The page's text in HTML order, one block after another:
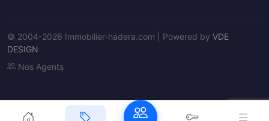
© 2004-2026 Immobilier-hadera.com | Powered by VDE
DESIGN
Nos Agents